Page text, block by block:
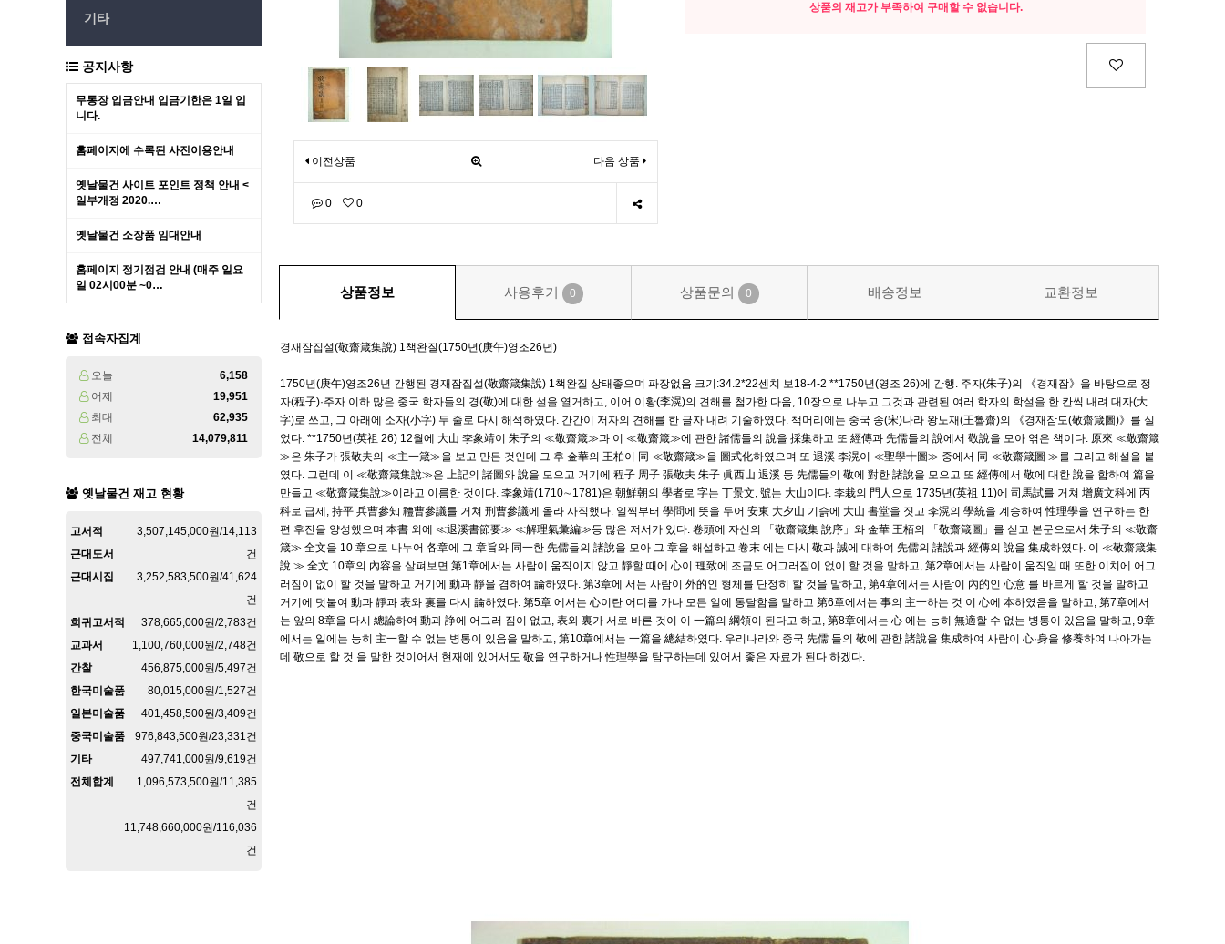
기타
공지사항
무통장 입금안내 입금기한은 1일 입
니다.
홈페이지에 수록된 사진이용안내
옛날물건 사이트 포인트 정책 안내 <
일부개정 2020.…
옛날물건 소장품 임대안내
홈페이지 정기점검 안내 (매주 일요
일 02시00분 ~0…
접속자집계
오늘
6,158
어제
19,951
최대
62,935
전체
14,079,811
옛날물건 재고 현황
고서적
3,507,145,000원/14,113
건
근대도서
3,252,583,500원/41,624
건
근대시집
378,665,000원/2,783건
희귀고서적
1,100,760,000원/2,748건
교과서
456,875,000원/5,497건
간찰
80,015,000원/1,527건
한국미술품
401,458,500원/3,409건
일본미술품
976,843,500원/23,331건
중국미술품
497,741,000원/9,619건
기타
1,096,573,500원/11,385
건
전체합계
11,748,660,000원/116,036
건
이전상품 다음 상품
0 0
상품의 재고가 부족하여 구매할 수 없습니다.
상품정보 사용후기 0 상품문의 0 배송정보 교환정보
경재잠집설(敬齋箴集說) 1책완질(1750년(庚午)영조26년)
1750년(庚午)영조26년 간행된 경재잠집설(敬齋箴集說) 1책완질 상태좋으며 파장없음 크기:34.2*22센치 보18-4-2 **1750년(영조 26)에 간행. 주자(朱子)의 《경재잠》을 바탕으로 정
자(程子)·주자 이하 많은 중국 학자들의 경(敬)에 대한 설을 열거하고, 이어 이황(李滉)의 견해를 첨가한 다음, 10장으로 나누고 그것과 관련된 여러 학자의 학설을 한 칸씩 내려 대자(大
字)로 쓰고, 그 아래에 소자(小字) 두 줄로 다시 해석하였다. 간간이 저자의 견해를 한 글자 내려 기술하였다. 책머리에는 중국 송(宋)나라 왕노재(王魯齋)의 《경재잠도(敬齋箴圖)》를 실
었다. **1750년(英祖 26) 12월에 大山 李象靖이 朱子의 ≪敬齋箴≫과 이 ≪敬齋箴≫에 관한 諸儒들의 說을 採集하고 또 經傳과 先儒들의 說에서 敬說을 모아 엮은 책이다. 原來 ≪敬齋箴
≫은 朱子가 張敬夫의 ≪主一箴≫을 보고 만든 것인데 그 후 金華의 王柏이 同 ≪敬齋箴≫을 圖式化하였으며 또 退溪 李滉이 ≪聖學十圖≫ 중에서 同 ≪敬齋箴圖 ≫를 그리고 해설을 붙
였다. 그런데 이 ≪敬齋箴集說≫은 上記의 諸圖와 說을 모으고 거기에 程子 周子 張敬夫 朱子 眞西山 退溪 등 先儒들의 敬에 對한 諸說을 모으고 또 經傳에서 敬에 대한 說을 합하여 篇을
만들고 ≪敬齋箴集說≫이라고 이름한 것이다. 李象靖(1710∼1781)은 朝鮮朝의 學者로 字는 丁景文, 號는 大山이다. 李栽의 門人으로 1735년(英祖 11)에 司馬試를 거쳐 增廣文科에 丙
科로 급제, 持平 兵曹參知 禮曹參議를 거쳐 刑曹參議에 올라 사직했다. 일찍부터 學問에 뜻을 두어 安東 大夕山 기슭에 大山 書堂을 짓고 李滉의 學統을 계승하여 性理學을 연구하는 한
편 후진을 양성했으며 本書 외에 ≪退溪書節要≫ ≪解理氣彙編≫등 많은 저서가 있다. 卷頭에 자신의 「敬齋箴集 說序」와 金華 王栢의 「敬齋箴圖」를 싣고 본문으로서 朱子의 ≪敬齋
箴≫ 全文을 10 章으로 나누어 各章에 그 章旨와 同一한 先儒들의 諸說을 모아 그 章을 해설하고 卷末 에는 다시 敬과 誠에 대하여 先儒의 諸說과 經傳의 說을 集成하였다. 이 ≪敬齋箴集
說 ≫ 全文 10章의 內容을 살펴보면 第1章에서는 사람이 움직이지 않고 靜할 때에 心이 理致에 조금도 어그러짐이 없이 할 것을 말하고, 第2章에서는 사람이 움직일 때 또한 이치에 어그
러짐이 없이 할 것을 말하고 거기에 動과 靜을 겸하여 論하였다. 第3章에 서는 사람이 外的인 형체를 단정히 할 것을 말하고, 第4章에서는 사람이 內的인 心意 를 바르게 할 것을 말하고
거기에 덧붙여 動과 靜과 表와 裏를 다시 論하였다. 第5章 에서는 心이란 어디를 가나 모든 일에 통달함을 말하고 第6章에서는 事의 主一하는 것 이 心에 本하였음을 말하고, 第7章에서
는 앞의 8章을 다시 總論하여 動과 諍에 어그러 짐이 없고, 表와 裏가 서로 바른 것이 이 一篇의 綱領이 된다고 하고, 第8章에서는 心 에는 능히 無適할 수 없는 병통이 있음을 말하고, 9章
에서는 일에는 능히 主一할 수 없는 병통이 있음을 말하고, 第10章에서는 一篇을 總結하였다. 우리나라와 중국 先儒 들의 敬에 관한 諸說을 集成하여 사람이 心·身을 修養하여 나아가는
데 敬으로 할 것 을 말한 것이어서 현재에 있어서도 敬을 연구하거나 性理學을 탐구하는데 있어서 좋은 자료가 된다 하겠다.